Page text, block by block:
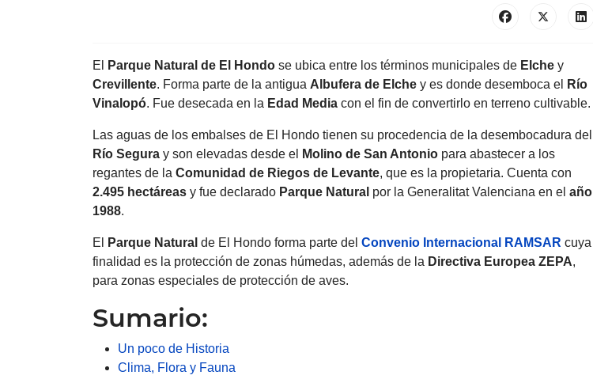
El Parque Natural de El Hondo se ubica entre los términos municipales de Elche y
Crevillente. Forma parte de la antigua Albufera de Elche y es donde desemboca el
Río
Vinalopó. Fue desecada en la Edad Media con el fin de convertirlo en terreno cultivable.
Las aguas de los embalses de El Hondo tienen su procedencia de la desembocadura del
Río Segura y son elevadas desde el Molino de San Antonio para abastecer a los
regantes de la Comunidad de Riegos de Levante, que es la propietaria. Cuenta con
2.495 hectáreas y fue declarado Parque Natural por la Generalitat Valenciana en el año
1988.
El Parque Natural de El Hondo forma parte del Convenio Internacional RAMSAR cuya
finalidad es la protección de zonas húmedas, además de la Directiva Europea ZEPA,
para zonas especiales de protección de aves.
Sumario:
Un poco de Historia
Clima, Flora y Fauna